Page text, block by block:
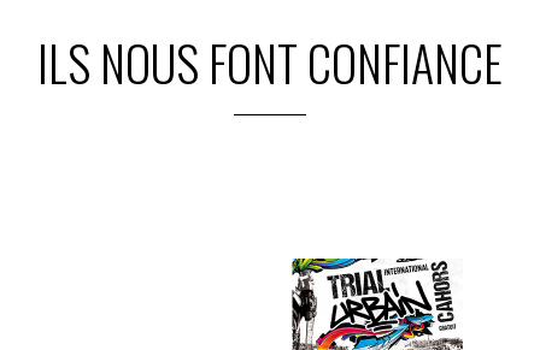
ILS NOUS FONT CONFIANCE